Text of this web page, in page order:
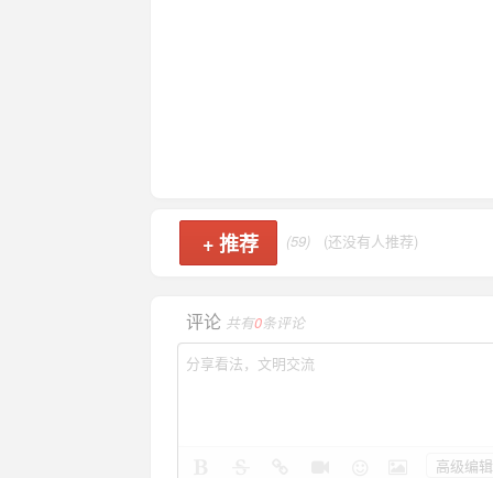
+ 推荐 (59) (还没有人推荐)
评论 共有0条评论
高级编辑